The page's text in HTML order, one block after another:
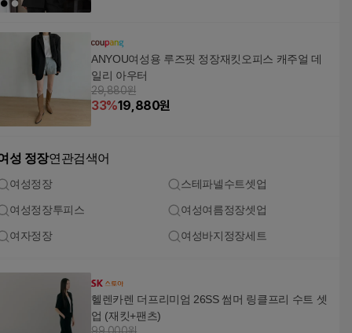
ANYOU여성용 루즈핏 정장재킷오피스 캐주얼 데
일리 아우터
29,880원
33%19,880원
성 정장연관검색어
여성정장 스테파넬수트셋업
여성정장투피스 여성여름정장셋업
여자정장 여성바지정장세트
헬렌카렌 더프리미엄 26SS 썸머 링클프리 수트 셋
업 (재킷+팬츠)